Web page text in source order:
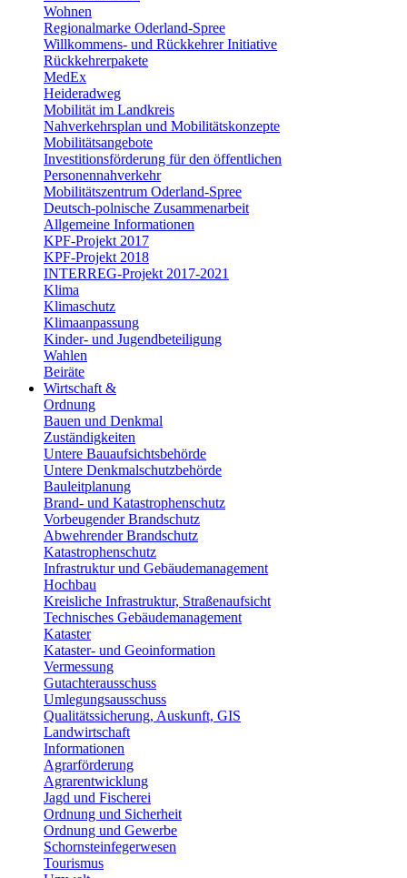
Wohnen
Regionalmarke Oderland-Spree
Willkommens- und Rückkehrer Initiative
Rückkehrerpakete
MedEx
Heideradweg
Mobilität im Landkreis
Nahverkehrsplan und Mobilitätskonzepte
Mobilitätsangebote
Investitionsförderung für den öffentlichen
Personennahverkehr
Mobilitätszentrum Oderland-Spree
Deutsch-polnische Zusammenarbeit
Allgemeine Informationen
KPF-Projekt 2017
KPF-Projekt 2018
INTERREG-Projekt 2017-2021
Klima
Klimaschutz
Klimaanpassung
Kinder- und Jugendbeteiligung
Wahlen
Beiräte
Wirtschaft &
Ordnung
Bauen und Denkmal
Zuständigkeiten
Untere Bauaufsichtsbehörde
Untere Denkmalschutzbehörde
Bauleitplanung
Brand- und Katastrophenschutz
Vorbeugender Brandschutz
Abwehrender Brandschutz
Katastrophenschutz
Infrastruktur und Gebäudemanagement
Hochbau
Kreisliche Infrastruktur, Straßenaufsicht
Technisches Gebäudemanagement
Kataster
Kataster- und Geoinformation
Vermessung
Gutachterausschuss
Umlegungsausschuss
Qualitätssicherung, Auskunft, GIS
Landwirtschaft
Informationen
Agrarförderung
Agrarentwicklung
Jagd und Fischerei
Ordnung und Sicherheit
Ordnung und Gewerbe
Schornsteinfegerwesen
Tourismus